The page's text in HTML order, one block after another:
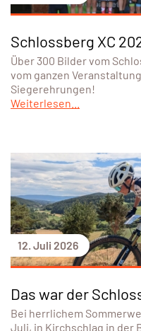
Schlossberg XC
Über 300 Bilder vom
vom ganzen
Siegerehrungen!
Weiterlesen...
12. Juli 2026
Das war der
Bei herrlichem
Juli, in Kirchschlag in der